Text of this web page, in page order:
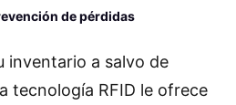
de pérdidas
inventario a salvo de
tecnología RFID le ofrece